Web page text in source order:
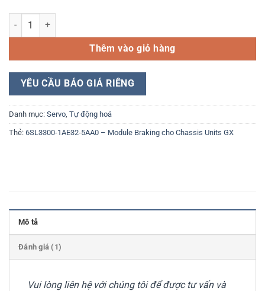
6SL3300-1AE32-5AA0 – Module Braking cho Chassis Units GX số
Thêm vào giỏ hàng
YÊU CẦU BÁO GIÁ RIÊNG
Danh mục: Servo Tự động hoá
Thẻ: 6SL3300-1AE32-5AA0 – Module Braking cho Chassis Units GX
Mô tả
Đánh giá (1)
Vui lòng liên hệ với chúng tôi để được tư vấn và